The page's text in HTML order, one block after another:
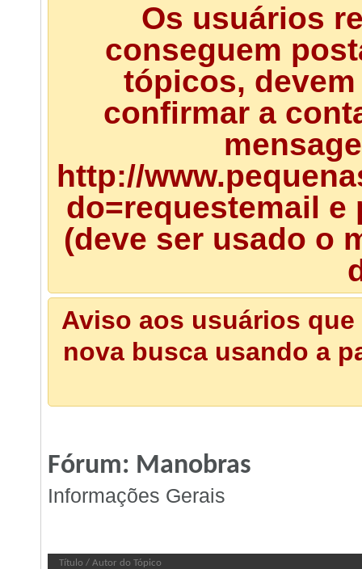
Os usuários
conseguem
tópicos,
confirmar a
http://
do=requestemail
(deve ser usado o
Aviso aos usuários
nova busca usando a
Fórum: Manobras
Informações Gerais
Título / Autor do Tópico